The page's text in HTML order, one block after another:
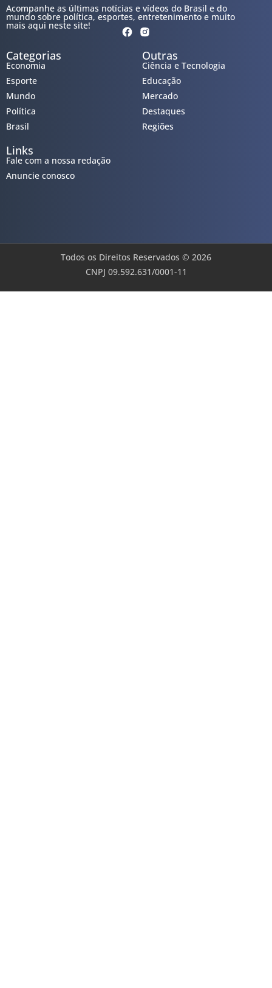
Acompanhe as últimas notícias e vídeos do Brasil e do
mundo sobre política, esportes, entretenimento e muito
mais aqui neste site!
Categorias
Economia
Esporte
Mundo
Política
Brasil
Outras
Ciência e Tecnologia
Educação
Mercado
Destaques
Regiões
Links
Fale com a nossa redação
Anuncie conosco
Todos os Direitos Reservados © 2026
CNPJ 09.592.631/0001-11